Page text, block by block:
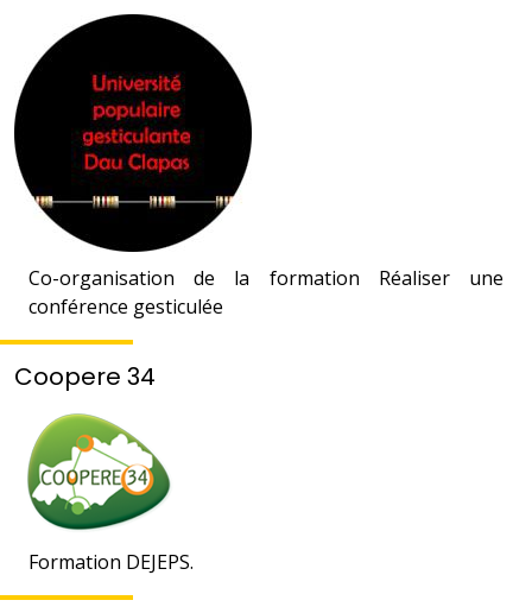
Co-organisation de la formation Réaliser une
conférence gesticulée
Coopere 34
Formation DEJEPS.